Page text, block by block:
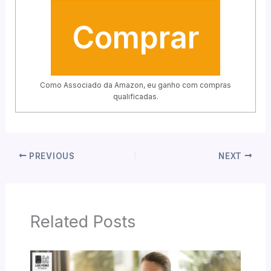
Comprar
Como Associado da Amazon, eu ganho com compras
qualificadas.
PREVIOUS NEXT
Related Posts